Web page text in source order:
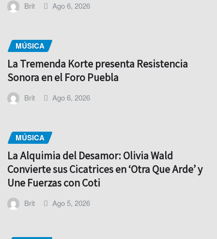
Brit Ago 6, 2026
MÚSICA
La Tremenda Korte presenta Resistencia
Sonora en el Foro Puebla
Brit Ago 6, 2026
MÚSICA
La Alquimia del Desamor: Olivia Wald
Convierte sus Cicatrices en ‘Otra Que Arde’ y
Une Fuerzas con Coti
Brit Ago 5, 2026